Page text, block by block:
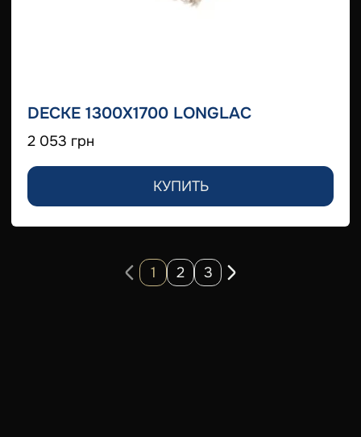
DECKE 1300X1700 LONGLAC
2 053 грн
КУПИТЬ
1 2 3